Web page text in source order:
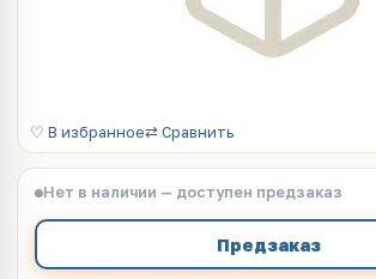
♡ В избранное⇄ Сравнить
Нет в наличии — доступен предзаказ
Предзаказ